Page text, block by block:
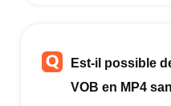
Est-il possible
VOB en MP4